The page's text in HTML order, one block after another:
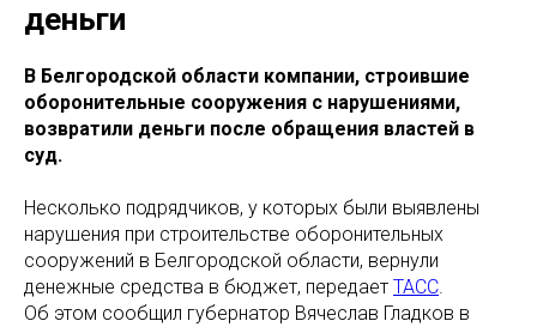
деньги
В Белгородской области компании, строившие
оборонительные сооружения с нарушениями,
возвратили деньги после обращения властей в
суд.
Несколько подрядчиков, у которых были выявлены
нарушения при строительстве оборонительных
сооружений в Белгородской области, вернули
денежные средства в бюджет, передает ТАСС.
Об этом сообщил губернатор Вячеслав Гладков в